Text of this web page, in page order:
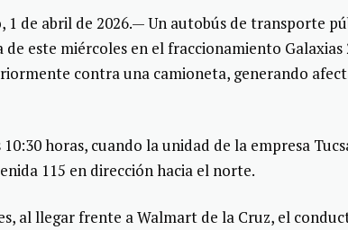
1 de abril de 2026.— Un autobús de transporte
este miércoles en el fraccionamiento Galaxias
contra una camioneta, generando
horas, cuando la unidad de la empresa
115 en dirección hacia el norte.
al llegar frente a Walmart de la Cruz, el